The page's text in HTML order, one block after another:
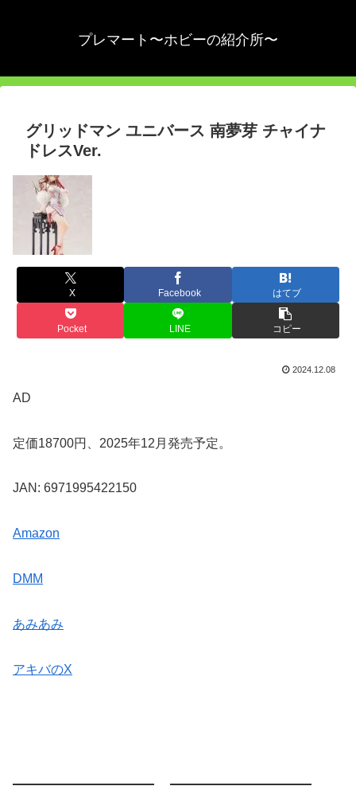
プレマート〜ホビーの紹介所〜
グリッドマン ユニバース 南夢芽 チャイナ
ドレスVer.
X Facebook はてブ
Pocket LINE コピー
2024.12.08
AD
定価18700円、2025年12月発売予定。
JAN: 6971995422150
Amazon
DMM
あみあみ
アキバのX